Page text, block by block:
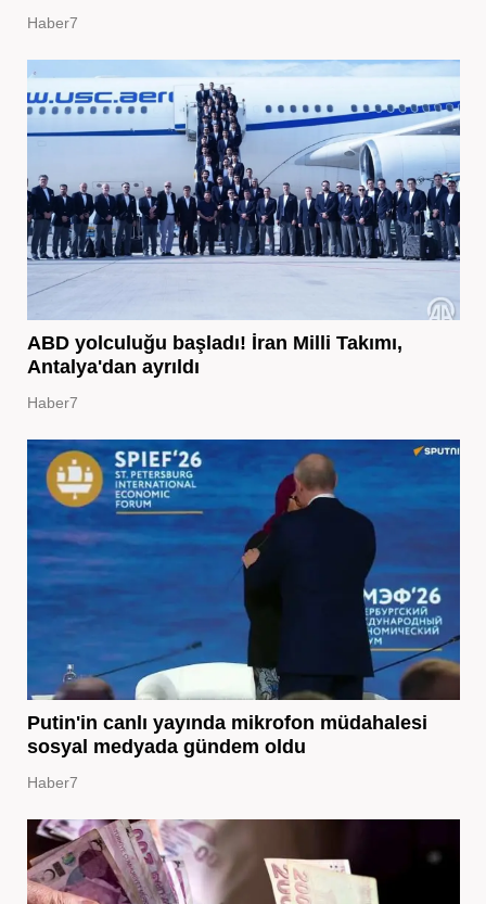
Haber7
ABD yolculuğu başladı! İran Milli Takımı,
Antalya'dan ayrıldı
Haber7
Putin'in canlı yayında mikrofon müdahalesi
sosyal medyada gündem oldu
Haber7